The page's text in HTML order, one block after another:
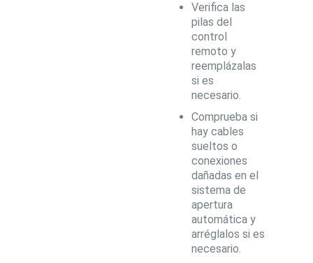
Verifica las
pilas del
control
remoto y
reemplázalas
si es
necesario.
Comprueba si
hay cables
sueltos o
conexiones
dañadas en el
sistema de
apertura
automática y
arréglalos si es
necesario.